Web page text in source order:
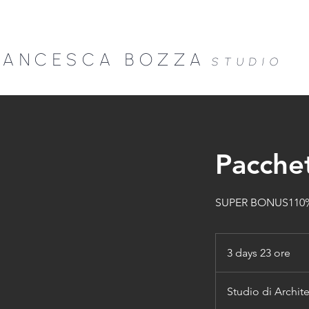
B OZZA STU DIO
SUPER
3 days 23 ore
d
a
Studio di